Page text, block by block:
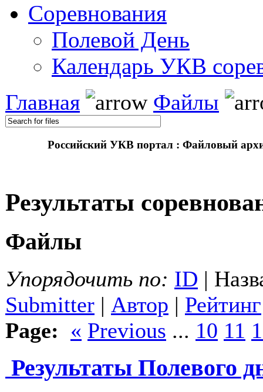
Соревнования
Полевой День
Календарь УКВ
Главная Файлы
Российский УКВ портал : Файловый
Результаты
Файлы
Упорядочить по: ID |
Submitter | Автор | Рейтинг
Page: « Previous ... 10 11
Результаты Полевого